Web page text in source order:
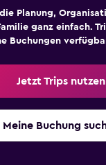
Planung,
ganz einfach.
Buchungen
Jetzt Trips nutzen
Meine Buchung